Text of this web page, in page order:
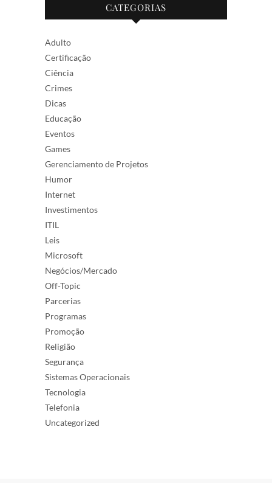
CATEGORIAS
Adulto
Certificação
Ciência
Crimes
Dicas
Educação
Eventos
Games
Gerenciamento de Projetos
Humor
Internet
Investimentos
ITIL
Leis
Microsoft
Negócios/Mercado
Off-Topic
Parcerias
Programas
Promoção
Religião
Segurança
Sistemas Operacionais
Tecnologia
Telefonia
Uncategorized